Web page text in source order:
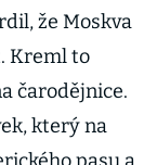
že Moskva
Kreml to
čarodějnice.
který na